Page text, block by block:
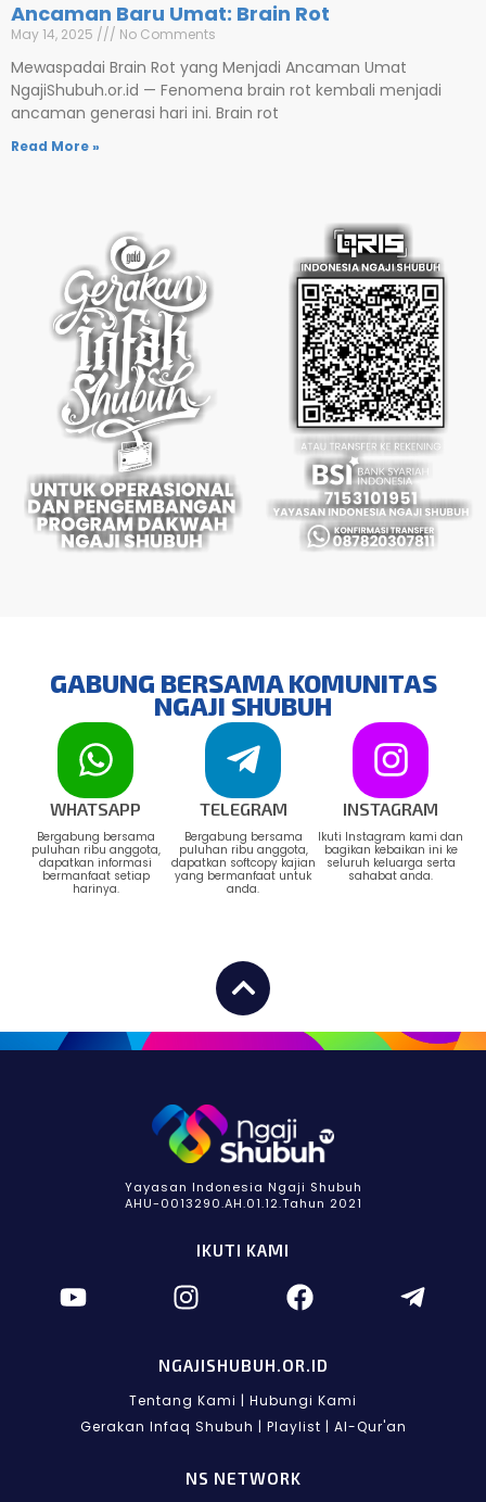
Ancaman Baru Umat: Brain Rot
May 14, 2025 No Comments
Mewaspadai Brain Rot yang Menjadi Ancaman Umat
NgajiShubuh.or.id — Fenomena brain rot kembali menjadi
ancaman generasi hari ini. Brain rot
Read More »
GABUNG BERSAMA KOMUNITAS
NGAJI SHUBUH
WHATSAPP
Bergabung bersama
puluhan ribu anggota,
dapatkan informasi
bermanfaat setiap
harinya.
TELEGRAM
Bergabung bersama
puluhan ribu anggota,
dapatkan softcopy kajian
yang bermanfaat untuk
anda.
INSTAGRAM
Ikuti Instagram kami dan
bagikan kebaikan ini ke
seluruh keluarga serta
sahabat anda.
Yayasan Indonesia Ngaji Shubuh
AHU-0013290.AH.01.12.Tahun 2021
IKUTI KAMI
NGAJISHUBUH.OR.ID
Tentang Kami | Hubungi Kami
Gerakan Infaq Shubuh | Playlist | Al-Qur'an
NS NETWORK